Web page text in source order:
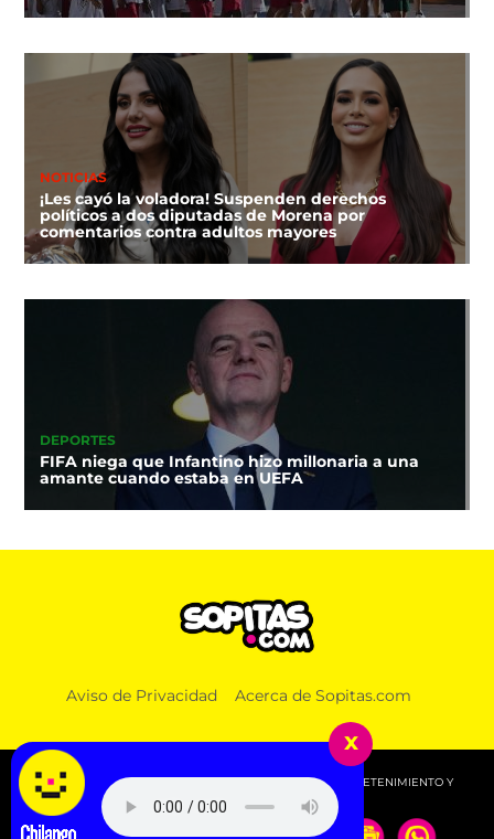
NOTICIAS
¡Les cayó la voladora! Suspenden derechos
políticos a dos diputadas de Morena por
comentarios contra adultos mayores
DEPORTES
FIFA niega que Infantino hizo millonaria a una
amante cuando estaba en UEFA
Aviso de Privacidad Acerca de Sopitas.com
© 2026 SOPITAS.COM - MÚSICA, NOTICIAS, DEPORTES, ENTRETENIMIENTO Y
MÁS!.
x